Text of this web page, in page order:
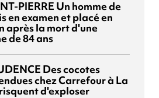
PIERRE Un homme de
en examen et placé en
après la mort d'une
de 84 ans
Des cocotes
chez Carrefour à La
d'exploser